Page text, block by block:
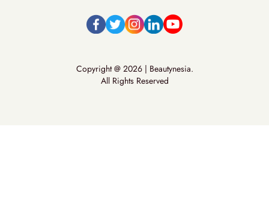
Copyright @ 2026 | Beautynesia.
All Rights Reserved